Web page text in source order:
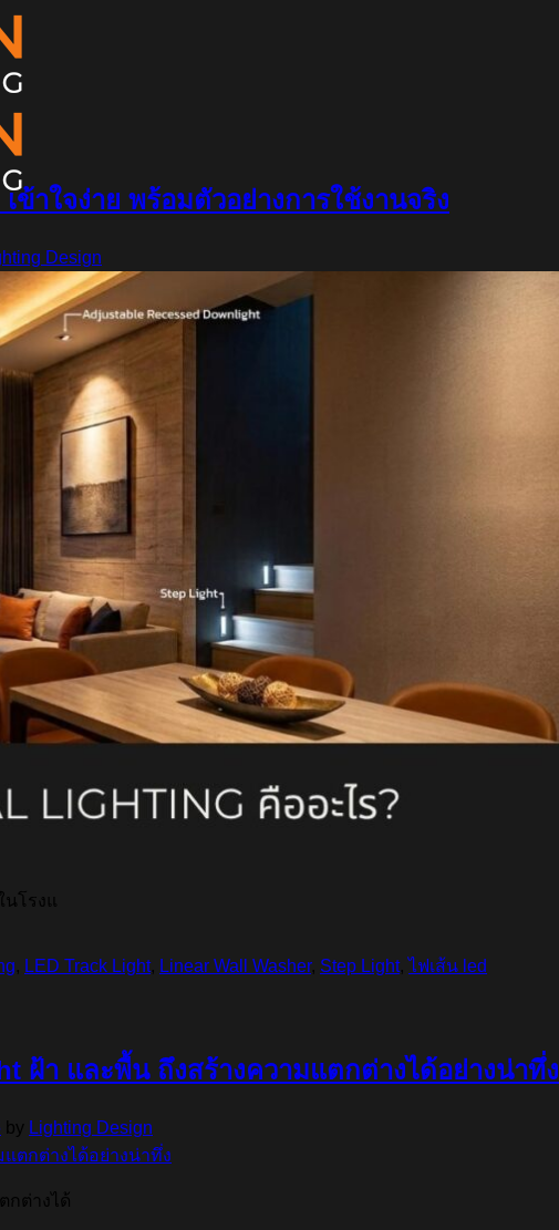
าใจง่าย พร้อมตัวอย่างการใช้งานจริง
Design
โรงแ
, LED Track Light, Linear Wall Washer, Step Light,ไฟเส้น led
ฝ้า และพื้น ถึงสร้างความแตกต่างได้อย่างน่าทึ่ง
by Lighting Design
กต่างได้